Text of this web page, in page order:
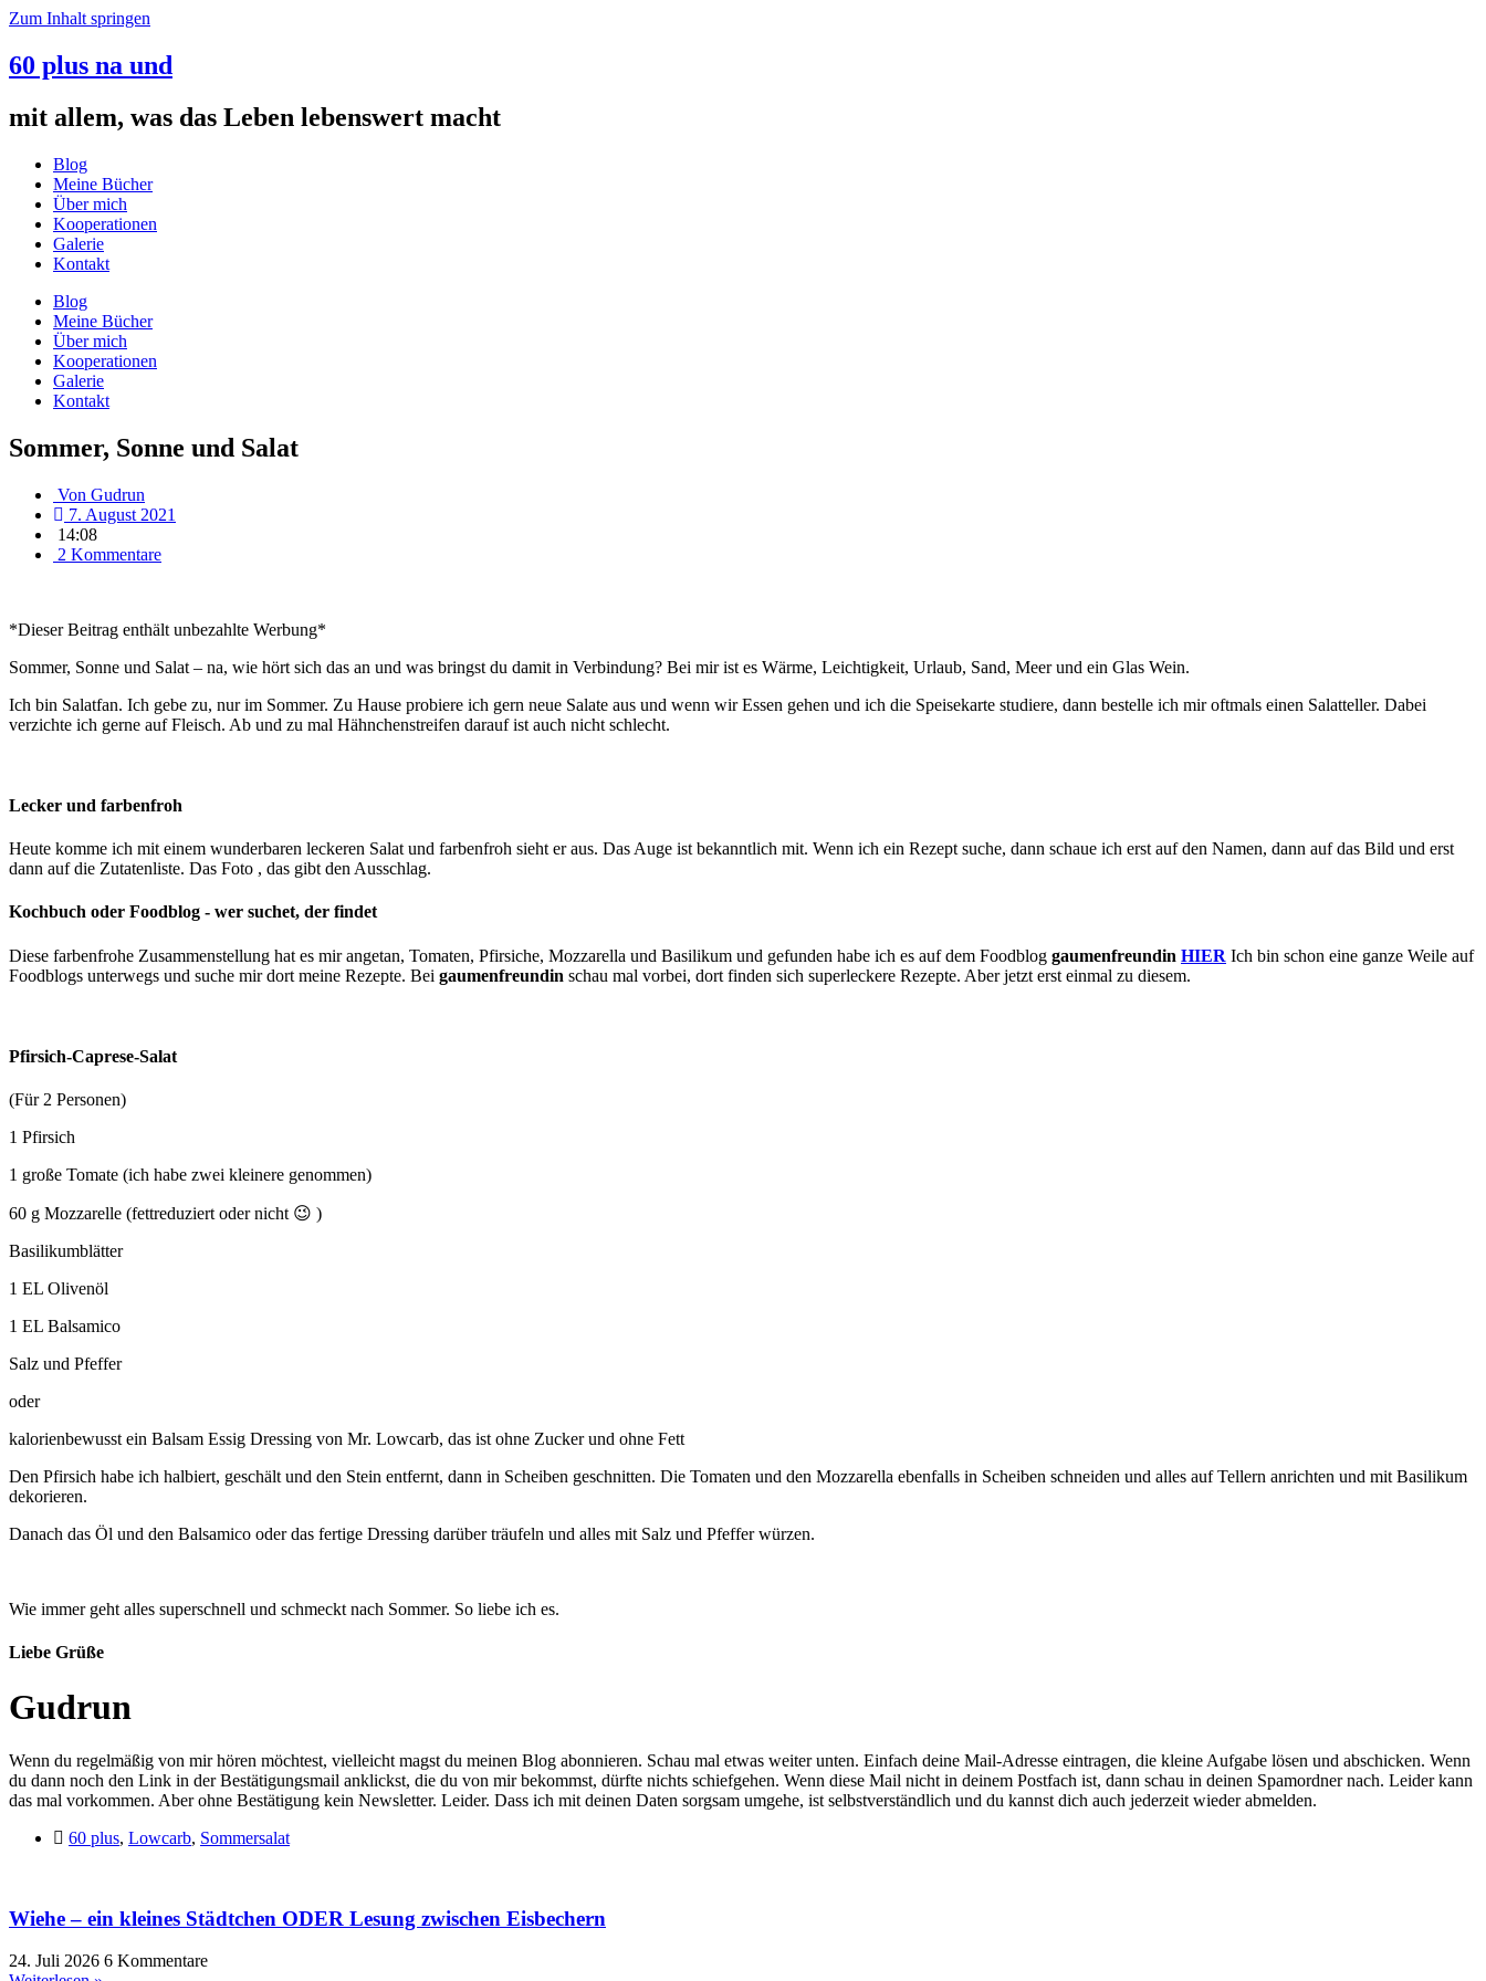
Zum Inhalt springen
60 plus na und
mit allem, was das Leben lebenswert macht
Blog
Meine Bücher
Über mich
Kooperationen
Galerie
Kontakt
Blog
Meine Bücher
Über mich
Kooperationen
Galerie
Kontakt
Sommer, Sonne und Salat
Von Gudrun
7. August 2021
14:08
2 Kommentare
*Dieser Beitrag enthält unbezahlte Werbung*
Sommer, Sonne und Salat – na, wie hört sich das an und was bringst du damit in Verbindung? Bei mir ist es Wärme, Leichtigkeit, Urlaub, Sand, Meer und ein Glas Wein.
Ich bin Salatfan. Ich gebe zu, nur im Sommer. Zu Hause probiere ich gern neue Salate aus und wenn wir Essen gehen und ich die Speisekarte studiere, dann bestelle ich mir oftmals einen Salatteller. Dabei
verzichte ich gerne auf Fleisch. Ab und zu mal Hähnchenstreifen darauf ist auch nicht schlecht.
Lecker und farbenfroh
Heute komme ich mit einem wunderbaren leckeren Salat und farbenfroh sieht er aus. Das Auge ist bekanntlich mit. Wenn ich ein Rezept suche, dann schaue ich erst auf den Namen, dann auf das Bild und erst
dann auf die Zutatenliste. Das Foto , das gibt den Ausschlag.
Kochbuch oder Foodblog - wer suchet, der findet
Diese farbenfrohe Zusammenstellung hat es mir angetan, Tomaten, Pfirsiche, Mozzarella und Basilikum und gefunden habe ich es auf dem Foodblog gaumenfreundin HIER Ich bin schon eine ganze Weile auf
Foodblogs unterwegs und suche mir dort meine Rezepte. Bei gaumenfreundin schau mal vorbei, dort finden sich superleckere Rezepte. Aber jetzt erst einmal zu diesem.
Pfirsich-Caprese-Salat
(Für 2 Personen)
1 Pfirsich
1 große Tomate (ich habe zwei kleinere genommen)
60 g Mozzarelle (fettreduziert oder nicht 😉 )
Basilikumblätter
1 EL Olivenöl
1 EL Balsamico
Salz und Pfeffer
oder
kalorienbewusst ein Balsam Essig Dressing von Mr. Lowcarb, das ist ohne Zucker und ohne Fett
Den Pfirsich habe ich halbiert, geschält und den Stein entfernt, dann in Scheiben geschnitten. Die Tomaten und den Mozzarella ebenfalls in Scheiben schneiden und alles auf Tellern anrichten und mit Basilikum
dekorieren.
Danach das Öl und den Balsamico oder das fertige Dressing darüber träufeln und alles mit Salz und Pfeffer würzen.
Wie immer geht alles superschnell und schmeckt nach Sommer. So liebe ich es.
Liebe Grüße
Gudrun
Wenn du regelmäßig von mir hören möchtest, vielleicht magst du meinen Blog abonnieren. Schau mal etwas weiter unten. Einfach deine Mail-Adresse eintragen, die kleine Aufgabe lösen und abschicken. Wenn
du dann noch den Link in der Bestätigungsmail anklickst, die du von mir bekommst, dürfte nichts schiefgehen. Wenn diese Mail nicht in deinem Postfach ist, dann schau in deinen Spamordner nach. Leider kann
das mal vorkommen. Aber ohne Bestätigung kein Newsletter. Leider. Dass ich mit deinen Daten sorgsam umgehe, ist selbstverständlich und du kannst dich auch jederzeit wieder abmelden.
60 plus, Lowcarb, Sommersalat
Wiehe – ein kleines Städtchen ODER Lesung zwischen Eisbechern
24. Juli 2026 6 Kommentare